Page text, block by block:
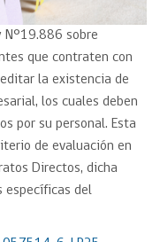
N°19.886 sobre
que contraten con
la existencia de
los cuales deben
por su personal. Esta
de evaluación en
Directos, dicha
específicas del